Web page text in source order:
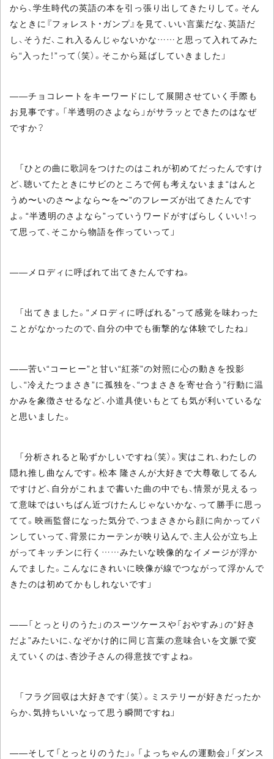
から、学生時代の英語の本を引っ張り出してきたりして。そん
なときに『フォレスト・ガンプ』を見て、いい言葉だな、英語だ
し、そうだ、これ入るんじゃないかな……と思って入れてみた
ら“入った！”って（笑）。そこから延ばしていきました」
――チョコレートをキーワードにして展開させていく手際も
お見事です。「半透明のさよなら」がサラッとできたのはなぜ
ですか？
「ひとの曲に歌詞をつけたのはこれが初めてだったんですけ
ど、聴いてたときにサビのところで何も考えないまま“はんと
うめ〜いのさ〜よなら〜を〜”のフレーズが出てきたんです
よ。“半透明のさよなら”っていうワードがすばらしくいい！っ
て思って、そこから物語を作っていって」
――メロディに呼ばれて出てきたんですね。
「出てきました。“メロディに呼ばれる”って感覚を味わった
ことがなかったので、自分の中でも衝撃的な体験でしたね」
――苦い“コーヒー”と甘い“紅茶”の対照に心の動きを投影
し、“冷えたつまさき”に孤独を、“つまさきを寄せ合う”行動に温
かみを象徴させるなど、小道具使いもとても気が利いているな
と思いました。
「分析されると恥ずかしいですね（笑）。実はこれ、わたしの
隠れ推し曲なんです。松本 隆さんが大好きで大尊敬してるん
ですけど、自分がこれまで書いた曲の中でも、情景が見えるっ
て意味ではいちばん近づけたんじゃないかな、って勝手に思っ
てて。映画監督になった気分で、つまさきから顔に向かってパ
ンしていって、背景にカーテンが映り込んで、主人公が立ち上
がってキッチンに行く……みたいな映像的なイメージが浮か
んでました。こんなにきれいに映像が線でつながって浮かんで
きたのは初めてかもしれないです」
――「とっとりのうた」のスーツケースや「おやすみ」の“好き
だよ”みたいに、なぞかけ的に同じ言葉の意味合いを文脈で変
えていくのは、杏沙子さんの得意技ですよね。
「フラグ回収は大好きです（笑）。ミステリーが好きだったか
らか、気持ちいいなって思う瞬間ですね」
――そして「とっとりのうた」。「よっちゃんの運動会」「ダンス